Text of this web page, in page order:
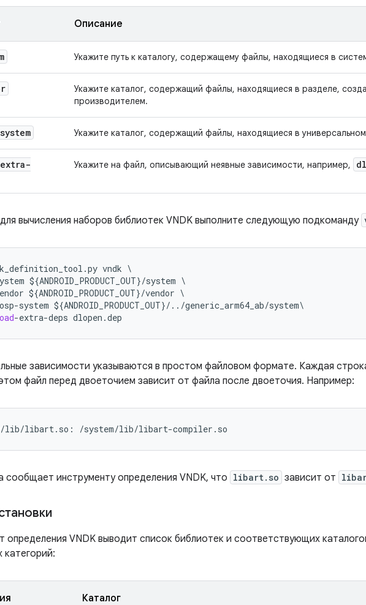
Описание
Укажите путь к каталогу, содержащему файлы, находящиеся в
Укажите каталог, содержащий файлы, находящиеся в разделе,
производителем.
Укажите каталог, содержащий файлы, находящиеся в
Укажите на файл, описывающий неявные зависимости, например,
вычисления наборов библиотек VNDK выполните следующую подкоманду
.py vndk \
${ANDROID_PRODUCT_OUT}/system
${ANDROID_PRODUCT_OUT}/vendor
-system ${ANDROID_PRODUCT_OUT}/../generic_arm64_ab/system
-extra-deps dlopen .dep
зависимости указываются в простом файловом формате. Каждая
файл перед двоеточием зависит от файла после двоеточия. Например:
lib/libart.so: /system/lib/libart-compiler.so
сообщает инструменту определения VNDK, что libart.so зависит от
определения VNDK выводит список библиотек и соответствующих
Каталог